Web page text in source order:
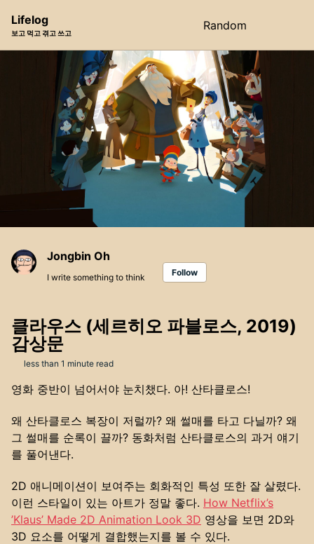
Lifelog
보고 먹고 겪고 쓰고
Random
Jongbin Oh
I write something to think Follow
클라우스 (세르히오 파블로스, 2019)
감상문
less than 1 minute read
영화 중반이 넘어서야 눈치챘다. 아! 산타클로스!
왜 산타클로스 복장이 저럴까? 왜 썰매를 타고 다닐까? 왜
그 썰매를 순록이 끌까? 동화처럼 산타클로스의 과거 얘기
를 풀어낸다.
2D 애니메이션이 보여주는 회화적인 특성 또한 잘 살렸다.
이런 스타일이 있는 아트가 정말 좋다. How Netflix’s
’Klaus’ Made 2D Animation Look 3D 영상을 보면 2D와
3D 요소를 어떻게 결합했는지를 볼 수 있다.